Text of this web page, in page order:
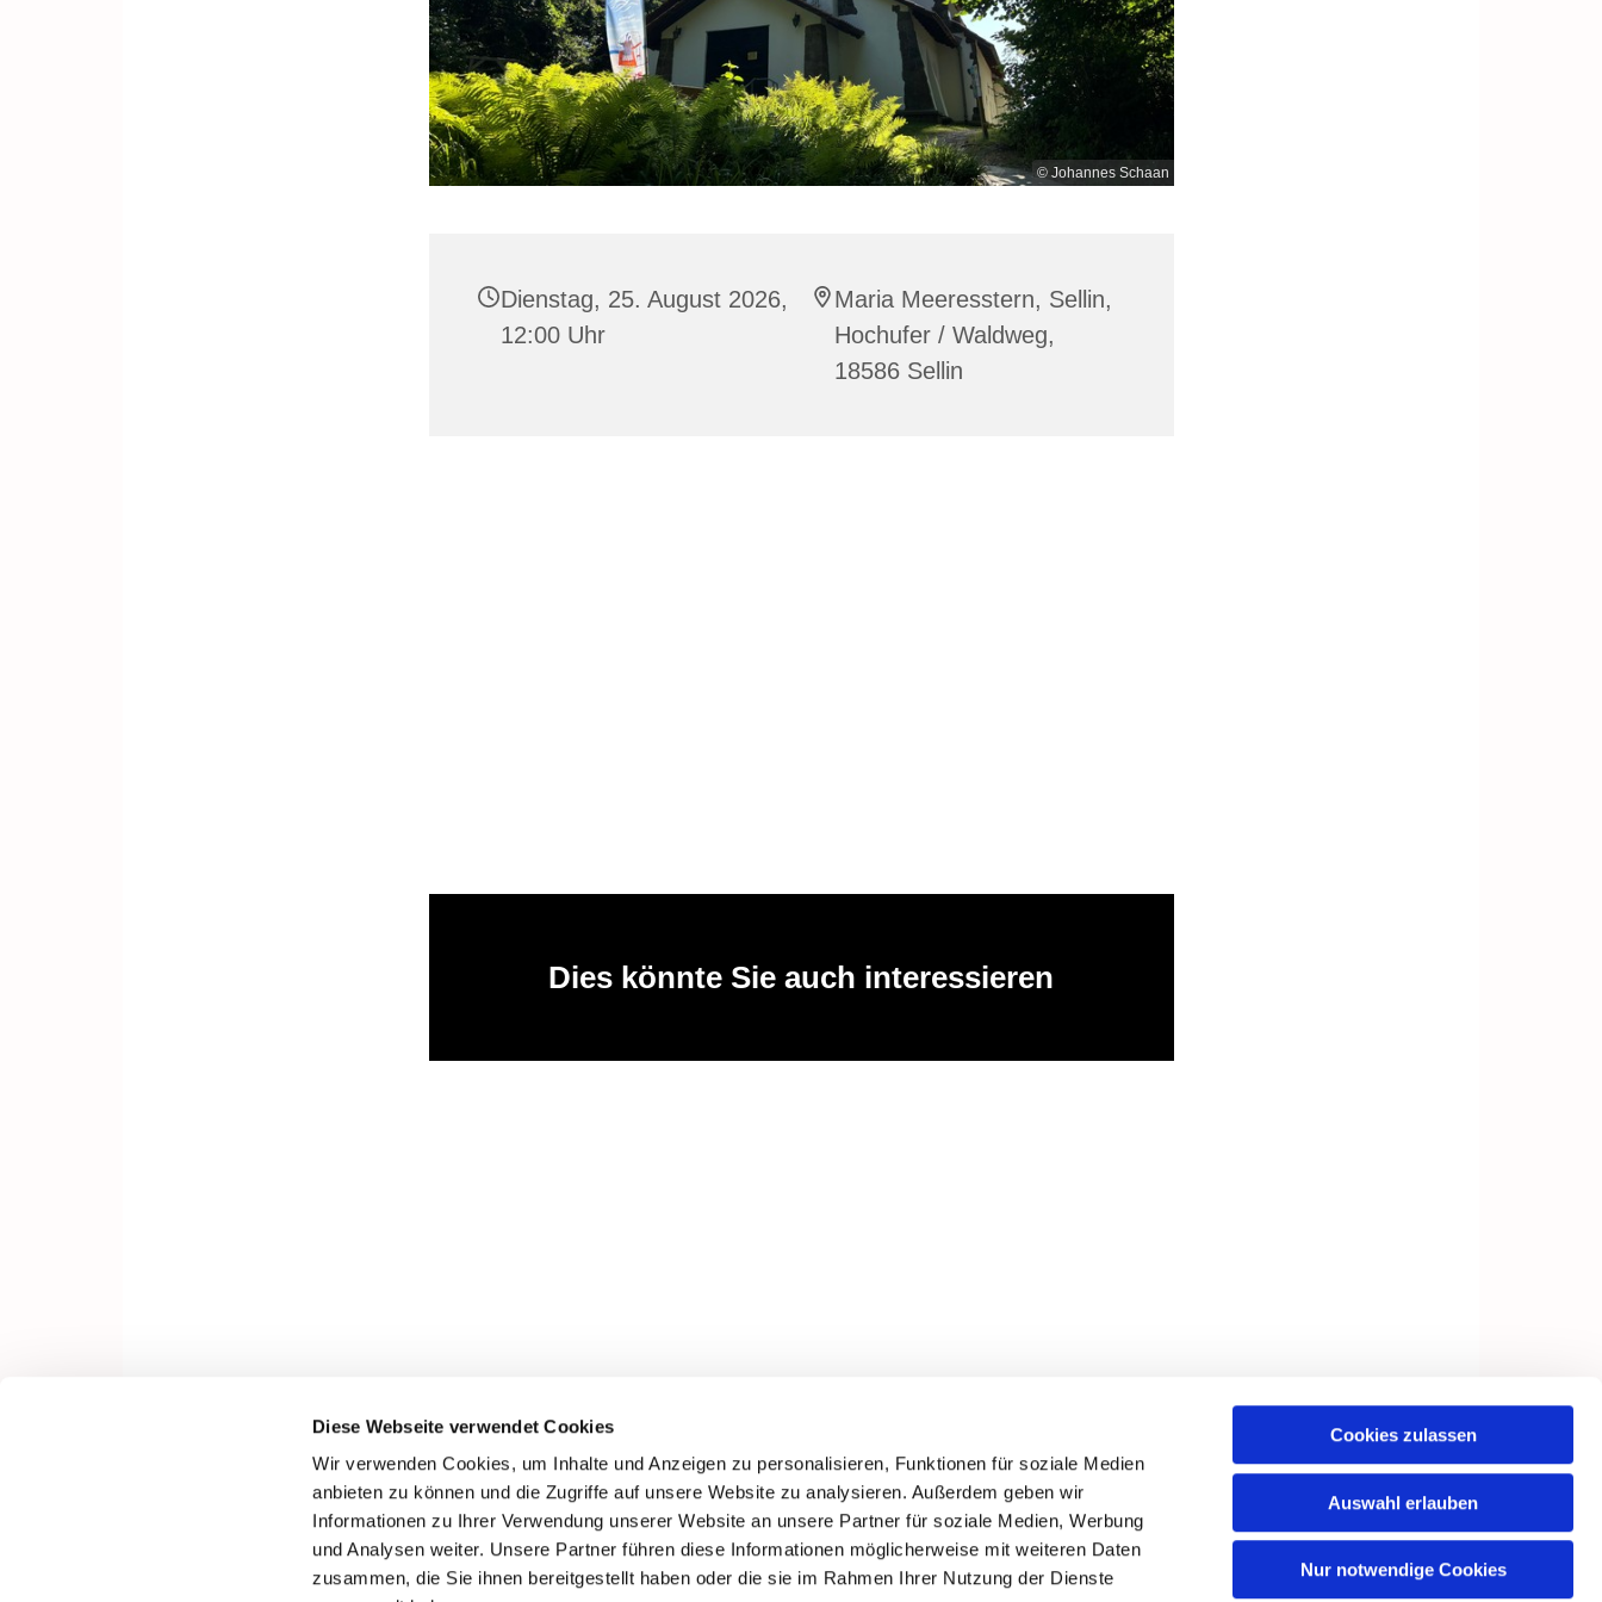
Diese Webseite verwendet Cookies
Wir verwenden Cookies, um Inhalte und Anzeigen zu personalisieren, Funktionen für soziale Medien
anbieten zu können und die Zugriffe auf unsere Website zu analysieren. Außerdem geben wir
Informationen zu Ihrer Verwendung unserer Website an unsere Partner für soziale Medien, Werbung
und Analysen weiter. Unsere Partner führen diese Informationen möglicherweise mit weiteren Daten
zusammen, die Sie ihnen bereitgestellt haben oder die sie im Rahmen Ihrer Nutzung der Dienste
Cookies zulassen
Auswahl erlauben
Nur notwendige Cookies
© Johannes Schaan
Dienstag, 25. August 2026,
12:00 Uhr
Maria Meeresstern, Sellin,
Hochufer / Waldweg,
18586 Sellin
Dies könnte Sie auch interessieren